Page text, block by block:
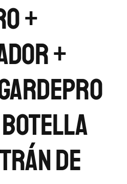
+
+
Botella
De